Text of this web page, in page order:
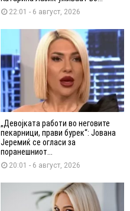
22:01 - 6 август, 2026
„Девојката работи во неговите
пекарници, прави бурек“: Јована
Јеремиќ се огласи за
поранешниот...
20:01 - 6 август, 2026